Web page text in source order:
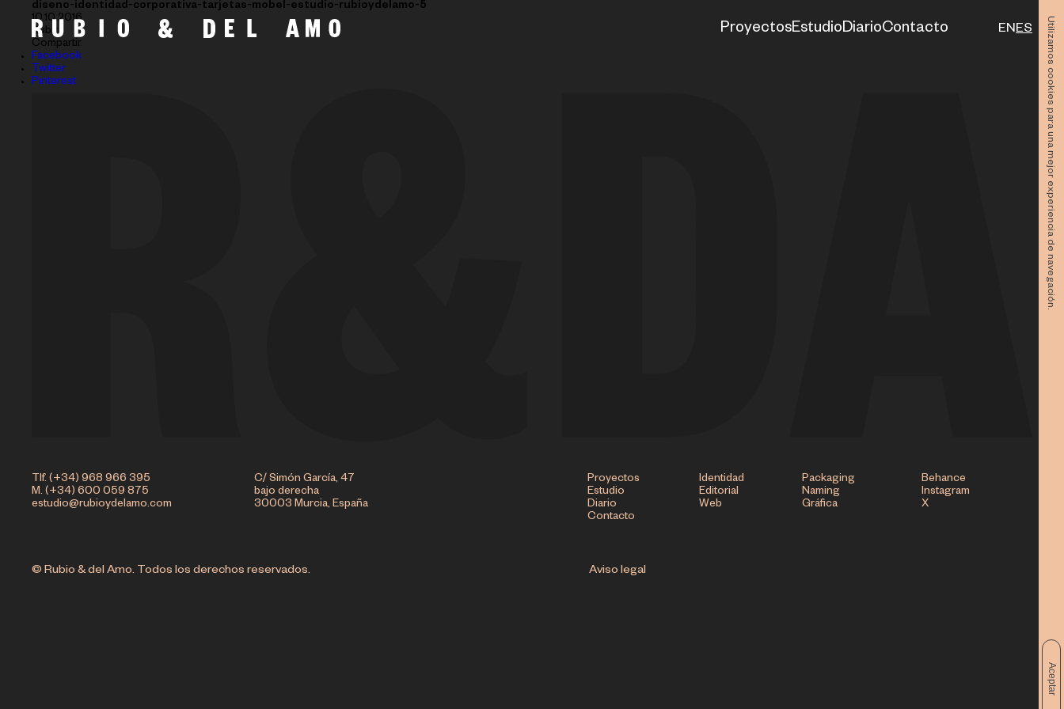
Utilizamos cookies para una mejor experiencia de navegación.
Aceptar
ProyectosEstudioDiarioContacto ENES
diseno-identidad-corporativa-tarjetas-mobel-estudio-rubioydelamo-5
10.10.2016
Subir
Compartir
Facebook
Twitter
Pinterest
Tlf. (+34) 968 966 395
M. (+34) 600 059 875
estudio@rubioydelamo.com
C/ Simón García, 47
bajo derecha
30003 Murcia, España
Proyectos
Estudio
Diario
Contacto
Identidad
Packaging
Editorial
Naming
Web
Gráfica
Behance
Instagram
X
© Rubio & del Amo. Todos los derechos reservados. Aviso legal